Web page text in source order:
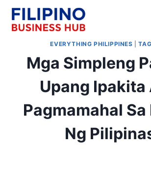
Skip
content
EVERYTHING PHILIPPINES |
Mga Simpleng
Upang Ipakita
Pagmamahal Sa
Ng